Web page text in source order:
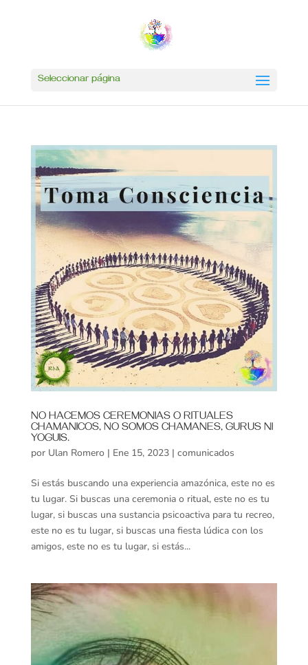
Seleccionar página
NO HACEMOS CEREMONIAS O RITUALES
CHAMANICOS, NO SOMOS CHAMANES, GURUS NI
YOGUIS.
por Ulan Romero| Ene 15, 2023| comunicados
Si estás buscando una experiencia amazónica, este no es
tu lugar. Si buscas una ceremonia o ritual, este no es tu
lugar, si buscas una sustancia psicoactiva para tu recreo,
este no es tu lugar, si buscas una fiesta lúdica con los
amigos, este no es tu lugar, si estás...